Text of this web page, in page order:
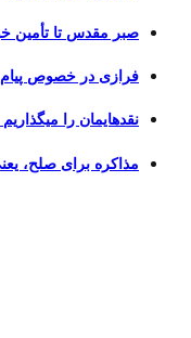
صبر مقدس تا تأمین
فرازی در خصوص پیام
نقدهایمان را
مذاکره برای صلح،